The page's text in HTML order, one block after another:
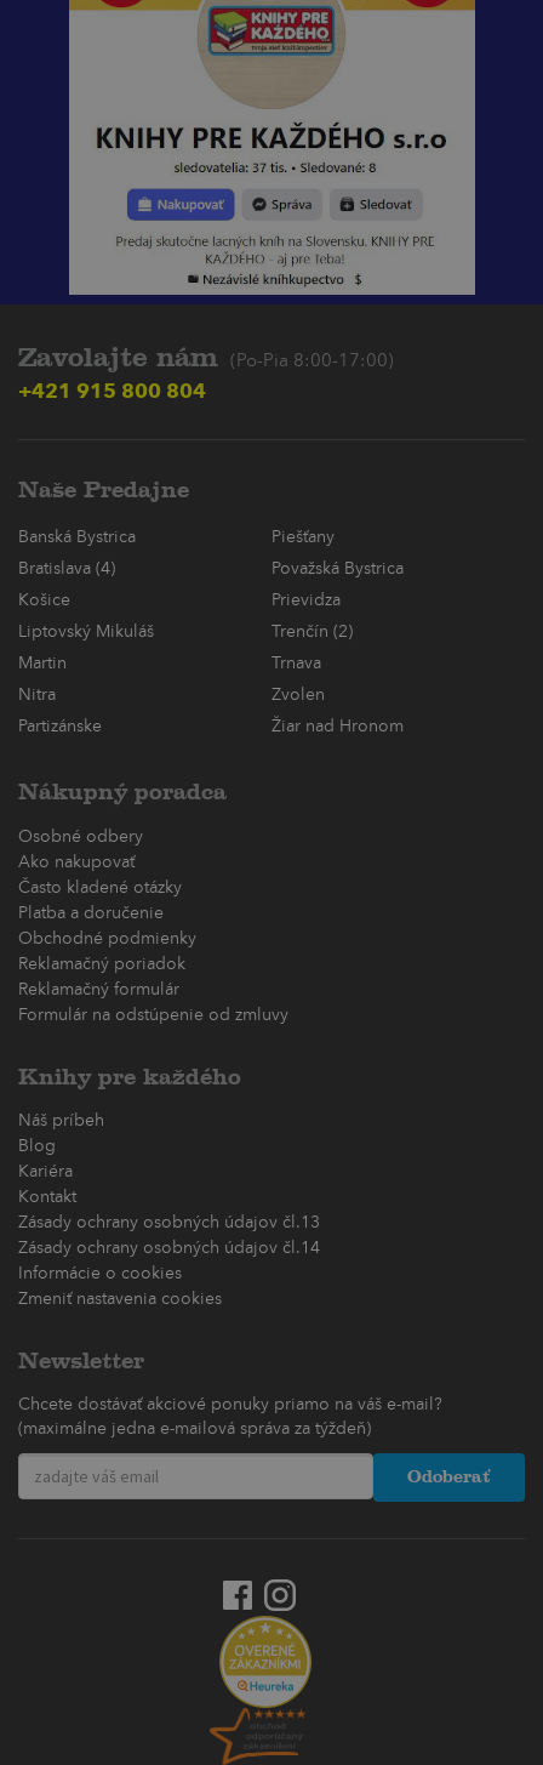
Zavolajte nám (Po-Pia 8:00-17:00)
+421 915 800 804
Naše Predajne
Banská Bystrica
Piešťany
Bratislava (4)
Považská Bystrica
Košice
Prievidza
Liptovský Mikuláš
Trenčín (2)
Martin
Trnava
Nitra
Zvolen
Partizánske
Žiar nad Hronom
Nákupný poradca
Osobné odbery
Ako nakupovať
Často kladené otázky
Platba a doručenie
Obchodné podmienky
Reklamačný poriadok
Reklamačný formulár
Formulár na odstúpenie od zmluvy
Knihy pre každého
Náš príbeh
Blog
Kariéra
Kontakt
Zásady ochrany osobných údajov čl.13
Zásady ochrany osobných údajov čl.14
Informácie o cookies
Zmeniť nastavenia cookies
Newsletter
Chcete dostávať akciové ponuky priamo na váš e-mail?
(maximálne jedna e-mailová správa za týždeň)
Odoberať